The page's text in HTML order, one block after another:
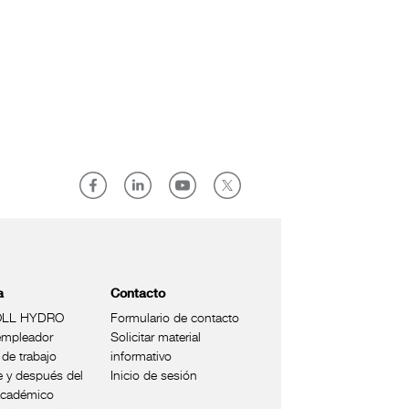
HYDRO
trabajo
y después del
Contacto
Formulario de contacto
Solicitar material
informativo
Inicio de sesión